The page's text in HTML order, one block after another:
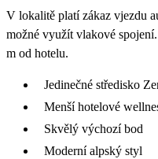
V lokalitě platí zákaz vjezdu
možné využít vlakové
m od hotelu.
Jedinečné středisko
Menší hotelové
Skvělý výchozí bod
Moderní alpský styl